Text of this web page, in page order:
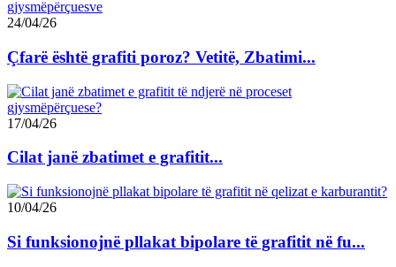
24/04/26
Çfarë është grafiti poroz? Vetitë, Zbatimi...
17/04/26
Cilat janë zbatimet e grafitit...
10/04/26
Si funksionojnë pllakat bipolare të grafitit në fu...